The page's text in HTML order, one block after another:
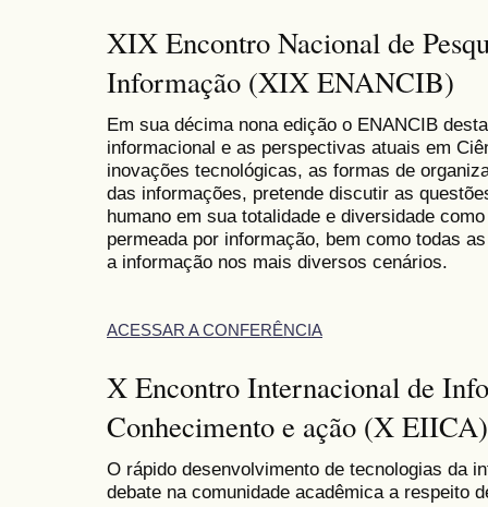
XIX Encontro Nacional de
Informação (XIX ENANCIB)
Em sua décima nona edição o ENANCIB
informacional e as perspectivas atuais em
inovações tecnológicas, as formas de
das informações, pretende discutir as
humano em sua totalidade e diversidade
permeada por informação, bem como todas
a informação nos mais diversos cenários.
ACESSAR A CONFERÊNCIA
X Encontro Internacional de
Conhecimento e ação (X EIICA)
O rápido desenvolvimento de tecnologias da
debate na comunidade acadêmica a respeito